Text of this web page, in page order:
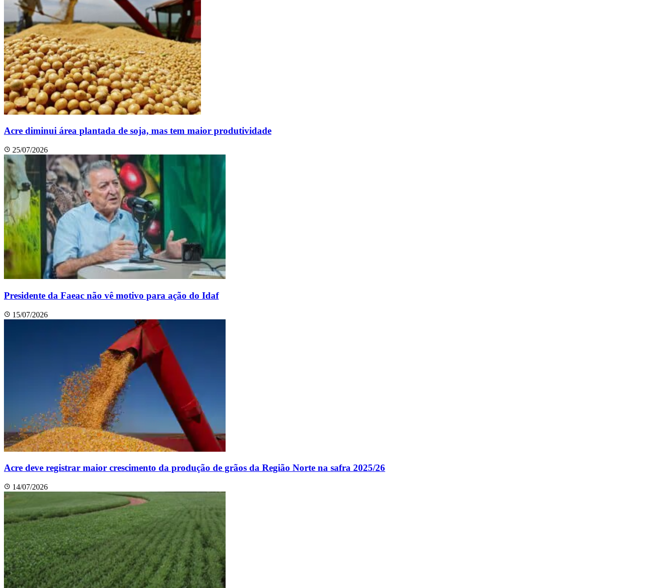
Acre diminui área plantada de soja, mas tem maior produtividade
25/07/2026
Presidente da Faeac não vê motivo para ação do Idaf
15/07/2026
Acre deve registrar maior crescimento da produção de grãos da Região Norte na safra 2025/26
14/07/2026